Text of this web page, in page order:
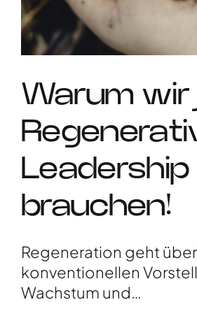
Warum
Leadership
brauchen!
Regeneration geht
konventionellen
Wachstum und…